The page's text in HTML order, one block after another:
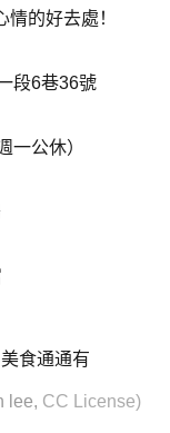
的好去處！
段6巷36號
一公休）
lee, CC License)